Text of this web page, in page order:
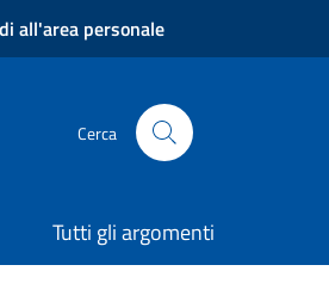
all'area personale
Cerca
Tutti gli argomenti